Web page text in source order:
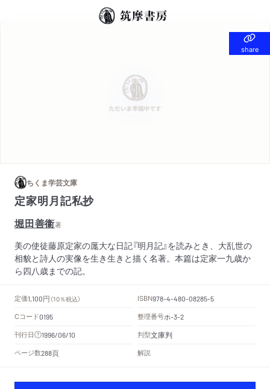
share
share
ちくま学芸文庫
定家明月記私抄
堀田善衞著
美の使徒藤原定家の厖大な日記『明月記』を読みとき、大乱世の
相貌と詩人の実像を生き生きと描く名著。本篇は定家一九歳か
ら四八歳までの記。
定価1,100円 （10％税込） ISBN978-4-480-08285-5
Cコード0195 整理番号ホ-3-2
刊行日 1996/06/10 判型文庫判
ページ数288頁 解説